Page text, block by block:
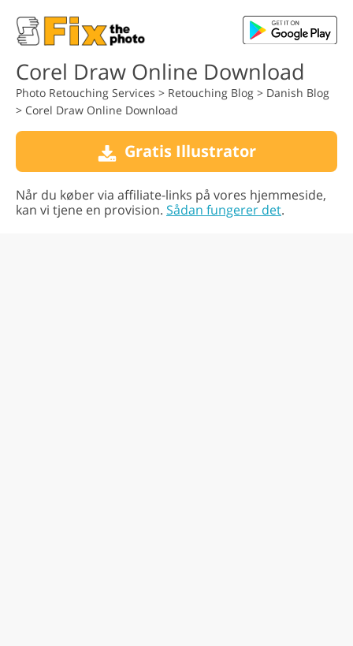
Corel Draw Online Download
Photo Retouching Services > Retouching Blog > Danish Blog
> Corel Draw Online Download
Gratis Illustrator
Når du køber via affiliate-links på vores hjemmeside,
kan vi tjene en provision. Sådan fungerer det.